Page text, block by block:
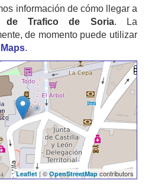
información de cómo llegar a
de Trafico de Soria. La
de momento puede utilizar
.
Leaflet | © OpenStreetMap contributors